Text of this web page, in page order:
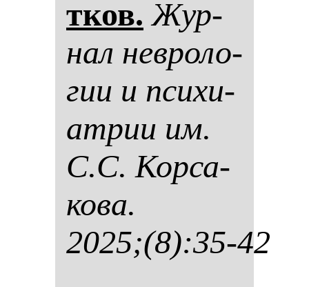
тков. Жур­
нал нев­ро­ло­
гии и пси­хи­
ат­рии им.
С.С. Кор­са­
ко­ва.
2025;(8):35-42